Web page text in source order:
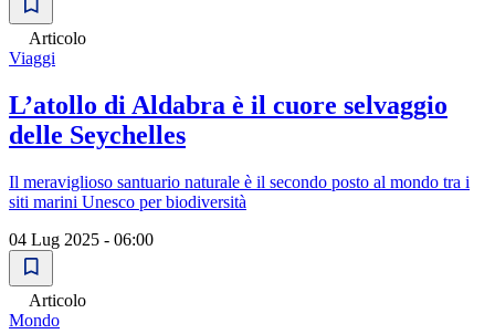
Articolo
Viaggi
L’atollo di Aldabra è il cuore selvaggio
delle Seychelles
Il meraviglioso santuario naturale è il secondo posto al mondo tra i
siti marini Unesco per biodiversità
04 Lug 2025 - 06:00
Articolo
Mondo